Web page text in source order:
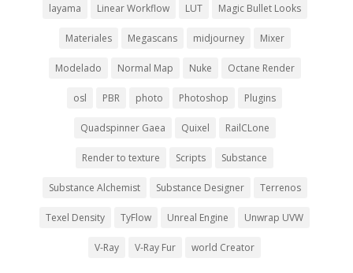
layama Linear Workflow LUT Magic Bullet Looks
Materiales Megascans midjourney Mixer
Modelado Normal Map Nuke Octane Render
osl PBR photo Photoshop Plugins
Quadspinner Gaea Quixel RailCLone
Render to texture Scripts Substance
Substance Alchemist Substance Designer Terrenos
Texel Density TyFlow Unreal Engine Unwrap UVW
V-Ray V-Ray Fur world Creator